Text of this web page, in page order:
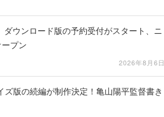
ダウンロード版の予約受付がスタート、ニ
プン
2026年8月6日
版の続編が制作決定！亀山陽平監督書き